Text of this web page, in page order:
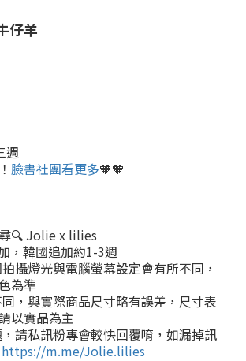
仔羊
週
臉書社團看更多🧡🧡
🔍 Jolie x lilies
，韓國追加約1-3週
拍攝燈光與電腦螢幕設定會有所不同，
為準
同，與實際商品尺寸略有誤差，尺寸表
以實品為主
，請私訊粉專會較快回覆唷，如漏掉訊
https://m.me/Jolie.lilies